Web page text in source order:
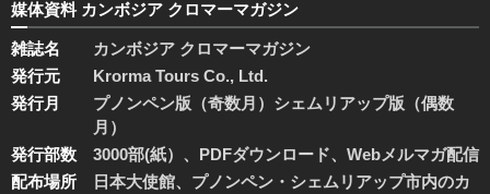
媒体資料 カンボジア クロマーマガジン
雑誌名
カンボジア クロマーマガジン
発行元
Krorma Tours Co., Ltd.
発行月
プノンペン版（奇数月）シェムリアップ版（偶数
月）
発行部数
3000部(紙）、PDFダウンロード、Webメルマガ配信
配布場所
日本大使館、プノンペン・シェムリアップ市内のカ